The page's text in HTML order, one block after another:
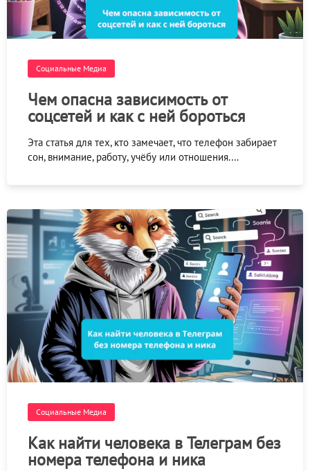
Социальные Медиа
Чем опасна зависимость от
соцсетей и как с ней бороться
Эта статья для тех, кто замечает, что телефон забирает
сон, внимание, работу, учёбу или отношения.…
Социальные Медиа
Как найти человека в Телеграм без
номера телефона и ника